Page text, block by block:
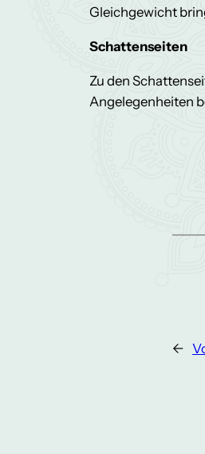
Gleichgewicht
Schattenseiten
Zu den
Angelegenheiten
←